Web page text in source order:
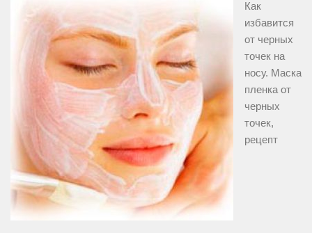
Как
избавится
от черных
точек на
носу. Маска
пленка от
черных
точек,
рецепт